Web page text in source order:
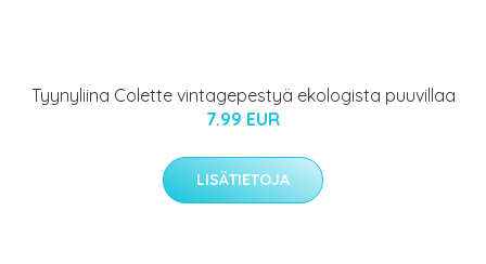
Tyynyliina Colette vintagepestyä ekologista puuvillaa
7.99 EUR
LISÄTIETOJA